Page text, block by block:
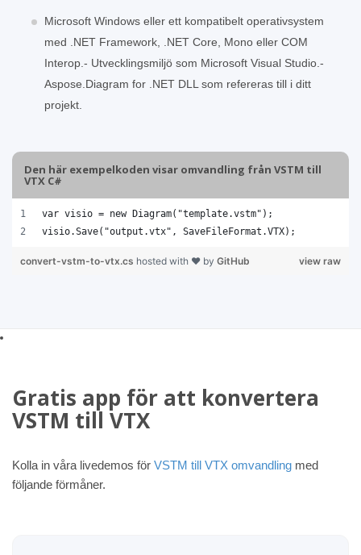
Microsoft Windows eller ett kompatibelt operativsystem
med .NET Framework, .NET Core, Mono eller COM
Interop.- Utvecklingsmiljö som Microsoft Visual Studio.-
Aspose.Diagram for .NET DLL som refereras till i ditt
projekt.
Den här exempelkoden visar omvandling från VSTM till
VTX C#
var visio = new Diagram("template.vstm");
visio.Save("output.vtx", SaveFileFormat.VTX);
view raw
convert-vstm-to-vtx.cs hosted with ❤ by GitHub
Gratis app för att konvertera
VSTM till VTX
Kolla in våra livedemos för VSTM till VTX omvandling med
följande förmåner.